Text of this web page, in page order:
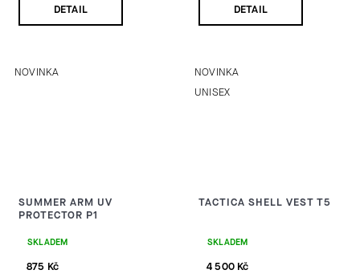
DETAIL DETAIL
NOVINKA
SUMMER ARM UV
PROTECTOR P1
SKLADEM
875 Kč
NOVINKA
UNISEX
TACTICA SHELL VEST T5
SKLADEM
4 500 Kč